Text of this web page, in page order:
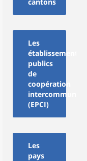
Les
établissements
publics
de
coopération
intercommunale
(EPCI)
Les
pays